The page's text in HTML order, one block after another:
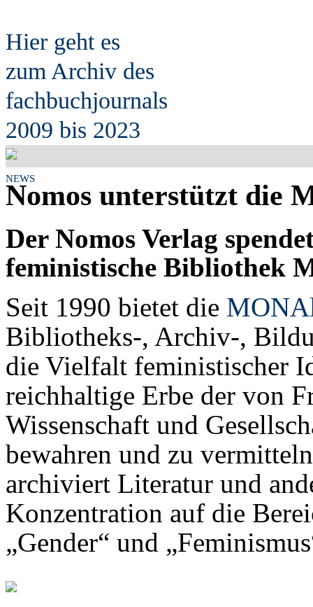
Hier geht es
zum Archiv des
fachbuchjournals
2009 bis 2023
NEWS
Nomos unterstützt die
Der Nomos Verlag
feministische Bibliothek
Seit 1990 bietet die
Bibliotheks-, Archiv-,
die Vielfalt feministischer
reichhaltige Erbe der von
Wissenschaft und
bewahren und zu
archiviert Literatur und
Konzentration auf die
„Gender“ und